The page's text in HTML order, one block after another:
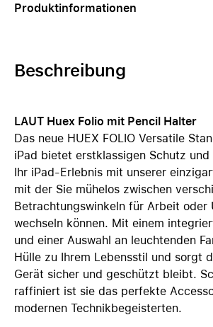
Produktinformationen
Beschreibung
LAUT Huex Folio mit Pencil Halter
Das neue HUEX FOLIO Versatile
iPad bietet erstklassigen Schutz und
Ihr iPad-Erlebnis mit unserer
mit der Sie mühelos zwischen
Betrachtungswinkeln für Arbeit oder
wechseln können. Mit einem
und einer Auswahl an leuchtenden
Hülle zu Ihrem Lebensstil und sorgt
Gerät sicher und geschützt bleibt.
raffiniert ist sie das perfekte
modernen Technikbegeisterten.